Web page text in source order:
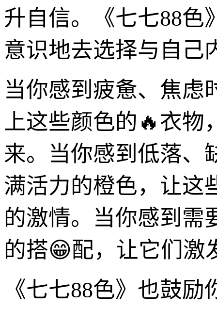
升自信。《七七88色
意识地去选择与自己
当你感到疲惫、焦虑
上这些颜色的🔥衣物
来。当你感到低落、
满活力的橙色，让这
的激情。当你感到需
的搭😁配，让它们激
《七七88色》也鼓